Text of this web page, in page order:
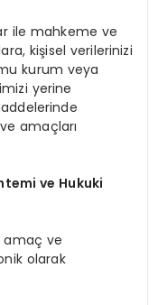
ile mahkeme ve
kişisel verilerinizi
kurum veya
yerine
amaçları
ve Hukuki
amaç ve
olarak